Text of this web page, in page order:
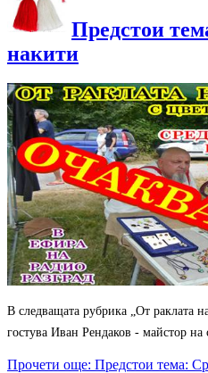
Предстои
нaкити
В следващата рубрика „От раклата
гостува Иван Рендаков - мaйcтop нa
Прочети още: Предстои тема: